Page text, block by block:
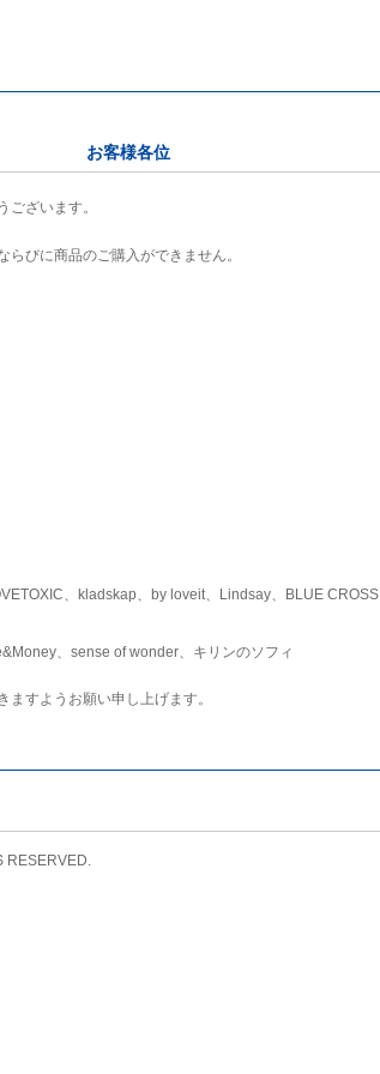
お客様各位
ございます。
びに商品のご購入ができません。
、kladskap、by loveit、Lindsay、BLUE CROSS
、sense of wonder、キリンのソフィ
すようお願い申し上げます。